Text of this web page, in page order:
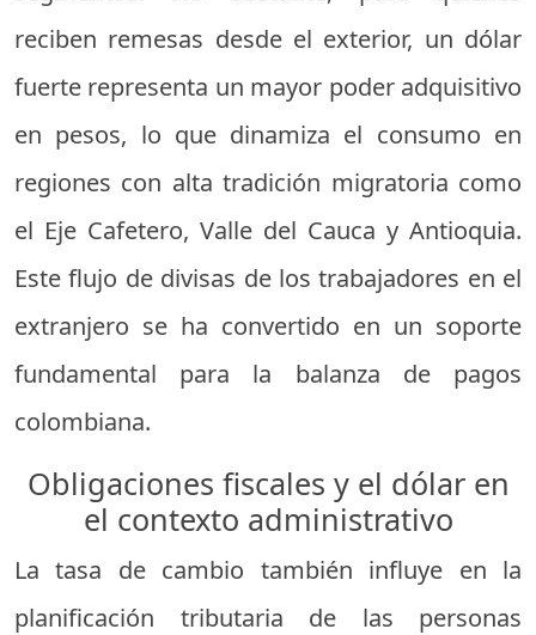
reciben remesas desde el exterior, un dólar
fuerte representa un mayor poder adquisitivo
en pesos, lo que dinamiza el consumo en
regiones con alta tradición migratoria como
el Eje Cafetero, Valle del Cauca y Antioquia.
Este flujo de divisas de los trabajadores en el
extranjero se ha convertido en un soporte
fundamental para la balanza de pagos
colombiana.
Obligaciones fiscales y el dólar en
el contexto administrativo
La tasa de cambio también influye en la
planificación tributaria de las personas